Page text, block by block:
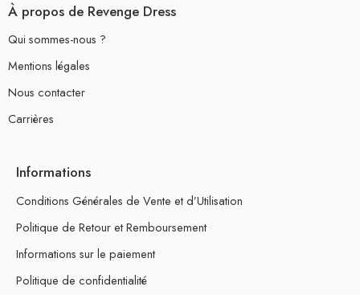
À propos de Revenge Dress
Qui sommes-nous ?
Mentions légales
Nous contacter
Carrières
Informations
Conditions Générales de Vente et d’Utilisation
Politique de Retour et Remboursement
Informations sur le paiement
Politique de confidentialité